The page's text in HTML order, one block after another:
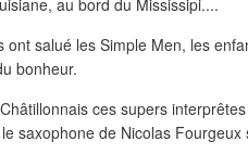
au bord du Mississipi....
ont salué les Simple Men, les
bonheur.
ces supers
saxophone de Nicolas